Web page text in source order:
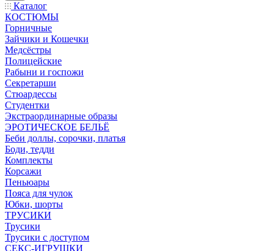
Каталог
КОСТЮМЫ
Горничные
Зайчики и Кошечки
Медсёстры
Полицейские
Рабыни и госпожи
Секретарши
Стюардессы
Студентки
Экстраординарные образы
ЭРОТИЧЕСКОЕ БЕЛЬЁ
Беби доллы, сорочки, платья
Боди, тедди
Комплекты
Корсажи
Пеньюары
Пояса для чулок
Юбки, шорты
ТРУСИКИ
Трусики
Трусики с доступом
СЕКС-ИГРУШКИ